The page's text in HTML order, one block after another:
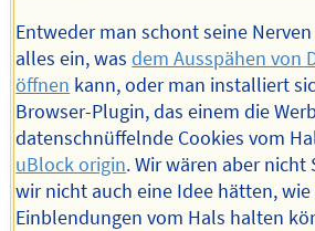
Entweder man schont seine
alles ein, wasdem Ausspähen von
öffnen kann, oder man installiert
Browser-Plugin, das einem die
datenschnüffelnde Cookies vom
uBlock origin. Wir wären aber nicht
wir nicht auch eine Idee hätten,
Einblendungen vom Hals halten